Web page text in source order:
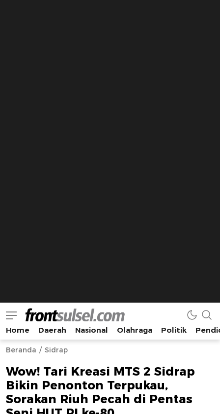
Frontsulsel.com
Terdepan Mengabarkan dari Sulawesi Selatan
Home Daerah Nasional Olahraga Politik
Beranda Sidrap
Wow! Tari Kreasi MTS 2 Sidrap
Bikin Penonton Terpukau,
Sorakan Riuh Pecah di Pentas